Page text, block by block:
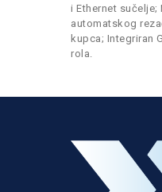
i Ethernet sučelje;
automatskog
kupca; Integriran
rola.